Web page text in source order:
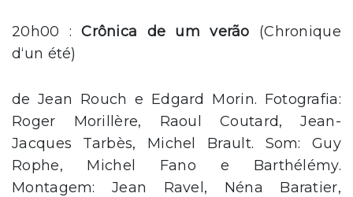
20h00 :Crônica de um verão (Chronique
d‘un été)
de Jean Rouch e Edgard Morin. Fotografia:
Roger Morillère, Raoul Coutard, Jean-
Jacques Tarbès, Michel Brault. Som: Guy
Rophe, Michel Fano e Barthélémy.
Montagem: Jean Ravel, Néna Baratier,